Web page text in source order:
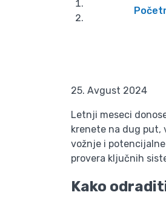
25. Avgust 2024
Letnji meseci
krenete na dug put,
vožnje i
provera ključnih
Kako